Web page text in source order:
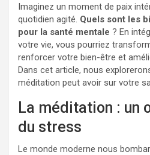
Imaginez un moment de paix
quotidien agité. Quels sont les
pour la santé mentale ? En
votre vie, vous pourriez
renforcer votre bien-être et
Dans cet article, nous
méditation peut avoir sur votre
La méditation : un
du stress
Le monde moderne nous